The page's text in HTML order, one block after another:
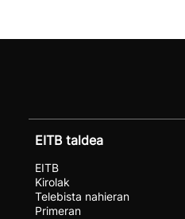
EITB taldea
EITB
Kirolak
Telebista nahieran
Primeran